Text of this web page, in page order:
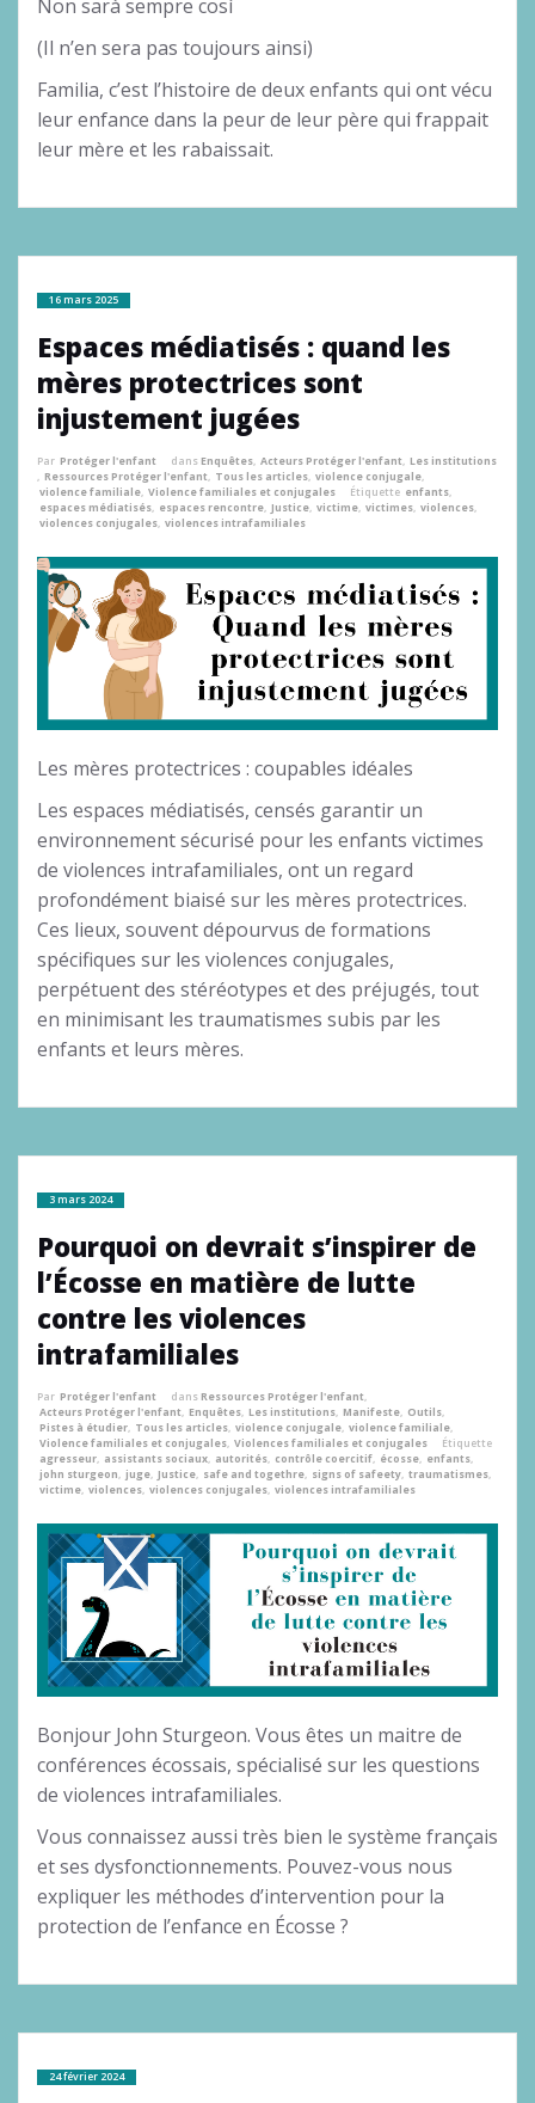
Non sarà sempre così
(Il n’en sera pas toujours ainsi)
Familia, c’est l’histoire de deux enfants qui ont vécu
leur enfance dans la peur de leur père qui frappait
leur mère et les rabaissait.
16 mars 2025
Espaces médiatisés : quand les
mères protectrices sont
injustement jugées
Par Protéger l'enfant dansEnquêtes, Acteurs Protéger l'enfant, Les institutions
, Ressources Protéger l'enfant, Tous les articles, violence conjugale,
violence familiale, Violence familiales et conjugales Étiquette enfants,
espaces médiatisés, espaces rencontre, Justice, victime, victimes, violences,
violences conjugales, violences intrafamiliales
Les mères protectrices : coupables idéales
Les espaces médiatisés, censés garantir un
environnement sécurisé pour les enfants victimes
de violences intrafamiliales, ont un regard
profondément biaisé sur les mères protectrices.
Ces lieux, souvent dépourvus de formations
spécifiques sur les violences conjugales,
perpétuent des stéréotypes et des préjugés, tout
en minimisant les traumatismes subis par les
enfants et leurs mères.
3 mars 2024
Pourquoi on devrait s’inspirer de
l’Écosse en matière de lutte
contre les violences
intrafamiliales
Par Protéger l'enfant dansRessources Protéger l'enfant,
Acteurs Protéger l'enfant, Enquêtes, Les institutions, Manifeste, Outils,
Pistes à étudier, Tous les articles, violence conjugale, violence familiale,
Violence familiales et conjugales, Violences familiales et conjugales
Étiquette
agresseur, assistants sociaux, autorités, contrôle coercitif, écosse, enfants,
john sturgeon, juge, Justice, safe and togethre, signs of safeety, traumatismes,
victime, violences, violences conjugales, violences intrafamiliales
Bonjour John Sturgeon. Vous êtes un maitre de
conférences écossais, spécialisé sur les questions
de violences intrafamiliales.
Vous connaissez aussi très bien le système français
et ses dysfonctionnements. Pouvez-vous nous
expliquer les méthodes d’intervention pour la
protection de l’enfance en Écosse ?
24 février 2024